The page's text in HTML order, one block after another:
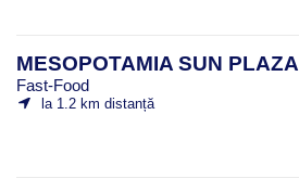
MESOPOTAMIA SUN PLAZA
Fast-Food
la 1.2 km distanță